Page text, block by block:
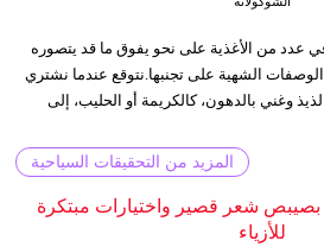
عدد من الأغذية على نحو يفوق ما قد يتصوره
الشهية على تجنبها.نتوقع عندما نشتري
وغني بالدهون، كالكريمة أو الحليب، إلى
المزيد من التحقيقات السياحية
بصيبص شعر قصير واختيارات مبتكرة
للأزياء